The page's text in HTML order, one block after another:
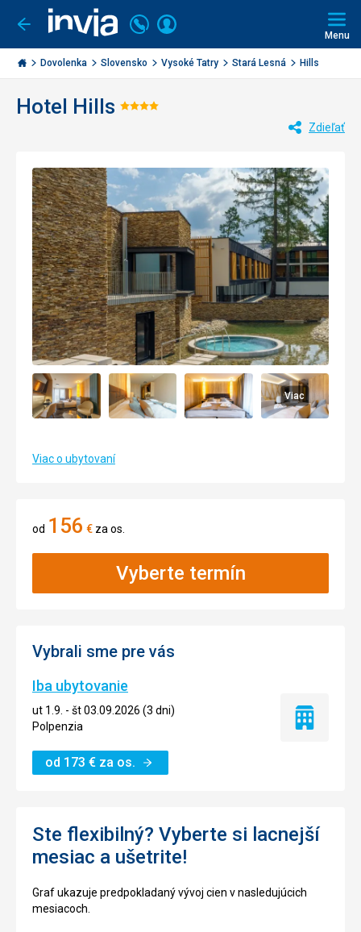
Ísť
späť
Invia.sk
Volajte
+421
2
3221
Prihlásiť
Menu
Dovolenka Slovensko Vysoké Tatry Stará Lesná Hills
Hotel Hills Hodnotenie:
Zdieľať
Viac
Viac o ubytovaní
od 156 € za os.
Vyberte termín
Vybrali sme pre vás
Iba ubytovanie
ut 1.9. - št 03.09.2026 (3 dni)
Polpenzia
od 173 € za os.
Iba
Ste flexibilný? Vyberte si lacnejší
mesiac a ušetrite!
Graf ukazuje predpokladaný vývoj cien v nasledujúcich
mesiacoch.